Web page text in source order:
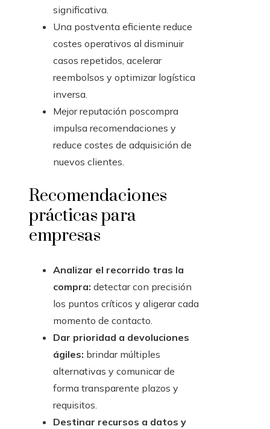
significativa.
Una postventa eficiente reduce
costes operativos al disminuir
casos repetidos, acelerar
reembolsos y optimizar logística
inversa.
Mejor reputación poscompra
impulsa recomendaciones y
reduce costes de adquisición de
nuevos clientes.
Recomendaciones
prácticas para
empresas
Analizar el recorrido tras la
compra: detectar con precisión
los puntos críticos y aligerar cada
momento de contacto.
Dar prioridad a devoluciones
ágiles: brindar múltiples
alternativas y comunicar de
forma transparente plazos y
requisitos.
Destinar recursos a datos y